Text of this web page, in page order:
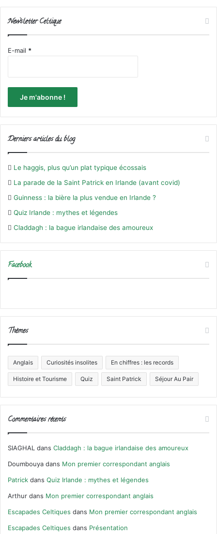
Newsletter Celtique
E-mail *
Derniers articles du blog
Le haggis, plus qu’un plat typique écossais
La parade de la Saint Patrick en Irlande (avant covid)
Guinness : la bière la plus vendue en Irlande ?
Quiz Irlande : mythes et légendes
Claddagh : la bague irlandaise des amoureux
Facebook
Thèmes
Anglais Curiosités insolites En chiffres : les records
Histoire et Tourisme Quiz Saint Patrick Séjour Au Pair
Commentaires récents
SIAGHAL dans Claddagh : la bague irlandaise des amoureux
Doumbouya dans Mon premier correspondant anglais
Patrick dans Quiz Irlande : mythes et légendes
Arthur dans Mon premier correspondant anglais
Escapades Celtiques dans Mon premier correspondant anglais
Escapades Celtiques dans Présentation